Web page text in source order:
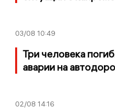
03/08 10:49
Три человека
аварии на
02/08 14:16